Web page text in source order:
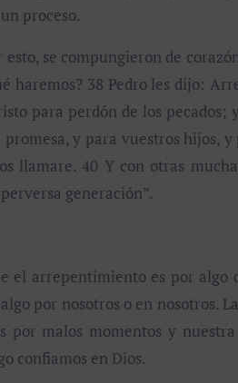
proceso.
se compungieron de
haremos? 38 Pedro les dijo:
para perdón de los pecados;
y para vuestros hijos, y
llamare. 40 Y con otras
generación”.
arrepentimiento es por algo
por nosotros o en nosotros.
por malos momentos y
confiamos en Dios.